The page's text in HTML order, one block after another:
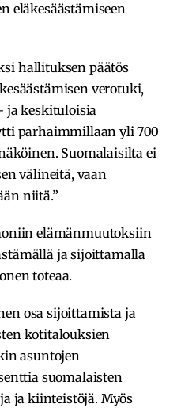
eläkesäästämiseen
hallituksen päätös
verotuki,
ja keskituloisia
parhaimmillaan yli 700
Suomalaisilta ei
välineitä, vaan
niitä.”
elämänmuutoksiin
ja sijoittamalla
toteaa.
osa sijoittamista ja
kotitalouksien
asuntojen
suomalaisten
ja kiinteistöjä. Myös